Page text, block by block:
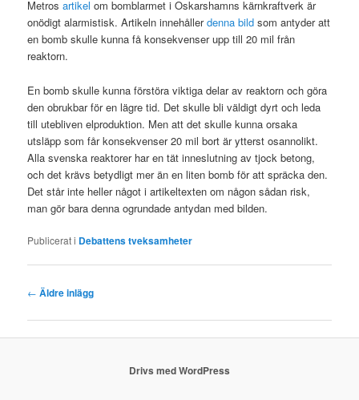
Metrosartikel om bomblarmet i Oskarshamns kärnkraftverk är
onödigt alarmistisk. Artikeln innehållerdenna bild som antyder att
en bomb skulle kunna få konsekvenser upp till 20 mil från
reaktorn.
En bomb skulle kunna förstöra viktiga delar av reaktorn och göra
den obrukbar för en lägre tid. Det skulle bli väldigt dyrt och leda
till utebliven elproduktion. Men att det skulle kunna orsaka
utsläpp som får konsekvenser 20 mil bort är ytterst osannolikt.
Alla svenska reaktorer har en tät inneslutning av tjock betong,
och det krävs betydligt mer än en liten bomb för att spräcka den.
Det står inte heller något i artikeltexten om någon sådan risk,
man gör bara denna ogrundade antydan med bilden.
Publicerat i Debattens tveksamheter
Inläggsnavigering
← Äldre inlägg
Drivs med WordPress